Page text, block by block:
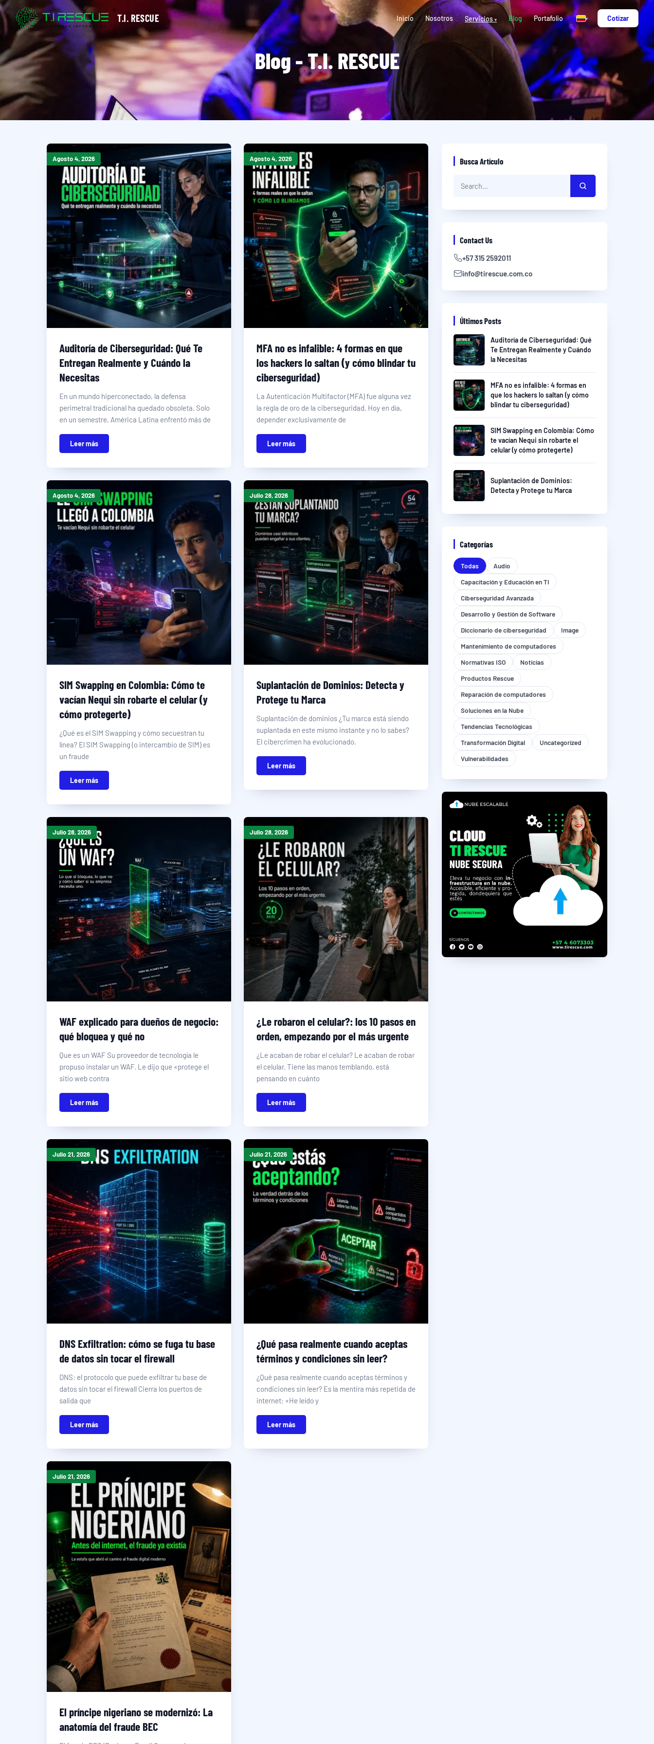
T.I. RESCUE Inicio Nosotros Servicios ▾ Blog Portafolio ▾ Cotizar
Blog - T.I. RESCUE
Agosto 4, 2026
Auditoría de Ciberseguridad: Qué Te
Entregan Realmente y Cuándo la
Necesitas
En un mundo hiperconectado, la defensa
perimetral tradicional ha quedado obsoleta. Solo
en un semestre, América Latina enfrentó más de
Leer más
Agosto 4, 2026
MFA no es infalible: 4 formas en que
los hackers lo saltan (y cómo blindar tu
ciberseguridad)
La Autenticación Multifactor (MFA) fue alguna vez
la regla de oro de la ciberseguridad. Hoy en día,
depender exclusivamente de
Leer más
Agosto 4, 2026
SIM Swapping en Colombia: Cómo te
vacían Nequi sin robarte el celular (y
cómo protegerte)
¿Qué es el SIM Swapping y cómo secuestran tu
línea? El SIM Swapping (o intercambio de SIM) es
un fraude
Leer más
Julio 28, 2026
Suplantación de Dominios: Detecta y
Protege tu Marca
Suplantación de dominios ¿Tu marca está siendo
suplantada en este mismo instante y no lo sabes?
El cibercrimen ha evolucionado.
Leer más
Julio 28, 2026
WAF explicado para dueños de negocio:
qué bloquea y qué no
Que es un WAF Su proveedor de tecnología le
propuso instalar un WAF. Le dijo que «protege el
sitio web contra
Leer más
Julio 28, 2026
¿Le robaron el celular?: los 10 pasos en
orden, empezando por el más urgente
¿Le acaban de robar el celular? Le acaban de robar
el celular. Tiene las manos temblando, está
pensando en cuánto
Leer más
Julio 21, 2026
DNS Exfiltration: cómo se fuga tu base
de datos sin tocar el firewall
DNS: el protocolo que puede exfiltrar tu base de
datos sin tocar el firewall Cierra los puertos de
salida que
Leer más
Julio 21, 2026
¿Qué pasa realmente cuando aceptas
términos y condiciones sin leer?
¿Qué pasa realmente cuando aceptas términos y
condiciones sin leer? Es la mentira más repetida de
internet: «He leído y
Leer más
Julio 21, 2026
El príncipe nigeriano se modernizó: La
anatomía del fraude BEC
Busca Artículo
Contact Us
+57 315 2592011
info@tirescue.com.co
Últimos Posts
Auditoría de Ciberseguridad: Qué
Te Entregan Realmente y Cuándo
la Necesitas
MFA no es infalible: 4 formas en
que los hackers lo saltan (y cómo
blindar tu ciberseguridad)
SIM Swapping en Colombia: Cómo
te vacían Nequi sin robarte el
celular (y cómo protegerte)
Suplantación de Dominios:
Detecta y Protege tu Marca
Categorías
Todas
Audio
Capacitación y Educación en TI
Ciberseguridad Avanzada
Desarrollo y Gestión de Software
Diccionario de ciberseguridad
Image
Mantenimiento de computadores
Normativas ISO
Noticias
Productos Rescue
Reparación de computadores
Soluciones en la Nube
Tendencias Tecnológicas
Transformación Digital
Uncategorized
Vulnerabilidades